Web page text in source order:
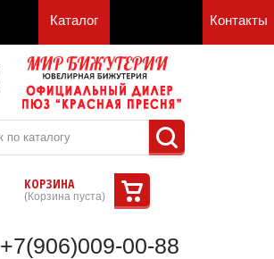
Каталог Контакты
КОРЗИНА
(Корзина пуста)
+7(906)009-00-88